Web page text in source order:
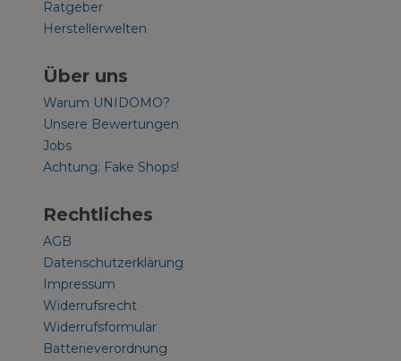
Ratgeber
Herstellerwelten
Über uns
Warum UNIDOMO?
Unsere Bewertungen
Jobs
Achtung: Fake Shops!
Rechtliches
AGB
Datenschutzerklärung
Impressum
Widerrufsrecht
Widerrufsformular
Batterieverordnung